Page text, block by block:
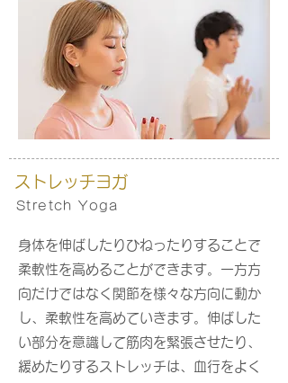
ストレッチヨガ
Stretch Yoga
身体を伸ばしたりひねったりすることで
柔軟性を高めることができます。一方方
向だけではなく関節を様々な方向に動か
し、柔軟性を高めていきます。伸ばした
い部分を意識して筋肉を緊張させたり、
緩めたりするストレッチは、血行をよく